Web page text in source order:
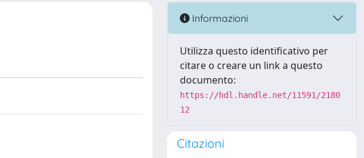
Informazioni
Utilizza questo identificativo per
citare o creare un link a questo
documento:
https://hdl.handle.net/11591/2180
12
Citazioni